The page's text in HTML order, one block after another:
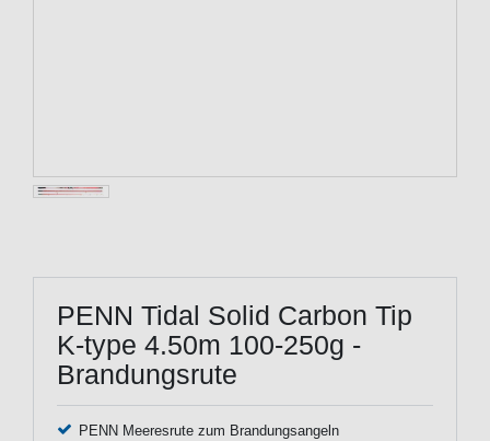
PENN Tidal Solid Carbon Tip
K-type 4.50m 100-250g -
Brandungsrute
PENN Meeresrute zum Brandungsangeln